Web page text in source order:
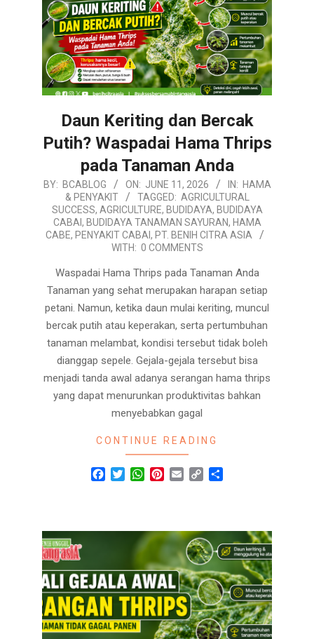
Daun Keriting dan Bercak
Putih? Waspadai Hama Thrips
pada Tanaman Anda
2026-
BY: BCABLOG ON: JUNE 11, 2026 IN: HAMA
& PENYAKIT
TAGGED: AGRICULTURAL
SUCCESS, AGRICULTURE, BUDIDAYA, BUDIDAYA
CABAI, BUDIDAYA TANAMAN SAYURAN, HAMA
CABE, PENYAKIT CABAI, PT. BENIH CITRA ASIA
WITH: 0 COMMENTS
Waspadai Hama Thrips pada Tanaman Anda
Tanaman yang sehat merupakan harapan setiap
petani. Namun, ketika daun mulai keriting, muncul
bercak putih atau keperakan, serta pertumbuhan
tanaman melambat, kondisi tersebut tidak boleh
dianggap sepele. Gejala-gejala tersebut bisa
menjadi tanda awal adanya serangan hama thrips
yang dapat menurunkan produktivitas bahkan
menyebabkan gagal
CONTINUE READING
Facebook
TwitterWhatsApp
Pinterest
Email Copy